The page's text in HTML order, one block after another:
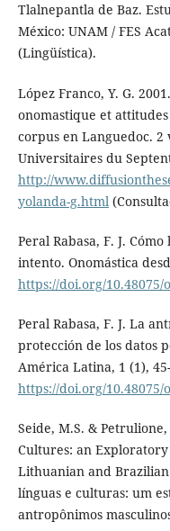
Tlalnepantla de Baz.
México: UNAM / FES
(Lingüística).
López Franco, Y. G.
onomastique et
corpus en Languedoc. 2
Universitaires du
http://
yolanda-g.html
Peral Rabasa, F. J.
intento. Onomástica
https://doi.org/10.48075/
Peral Rabasa, F. J. La
protección de los datos
América Latina, 1 (1),
https://doi.org/10.48075/
Seide, M.S. &
Cultures: an
Lithuanian and
línguas e culturas: um
antropônimos